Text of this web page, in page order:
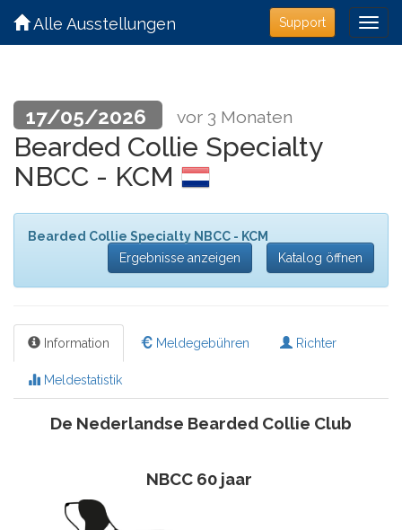
Support
Alle Ausstellungen
17/05/2026 vor 3 Monaten
Bearded Collie Specialty
NBCC - KCM
Bearded Collie Specialty NBCC - KCM
Ergebnisse anzeigen
Katalog öffnen
Information Meldegebühren Richter
Meldestatistik
De Nederlandse Bearded Collie Club
NBCC 60 jaar